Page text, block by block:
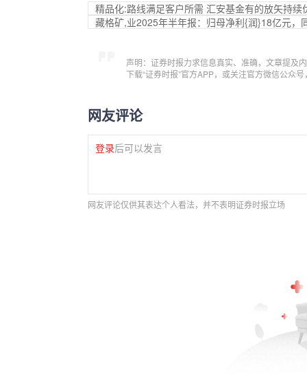
精品化:路线满足客户所需 汇安基金有的放矢持续
藏格矿,业2025年半年报：归母净利{润}18亿元，
声明：证券时报力求信息真实、准确，文章提及
下载“证券时报”官方APP，或关注官方微信公众
网友评论
登录后可以发言
网友评论仅供其表达个人看法，并不表明证券时报立场